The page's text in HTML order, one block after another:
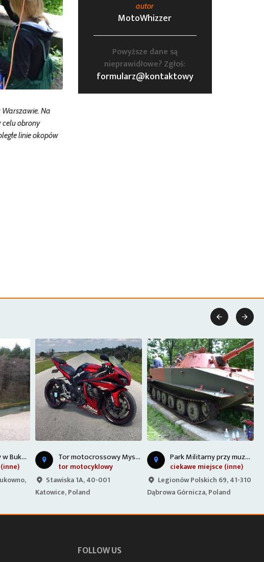
Na
celu obrony
linie okopów
autor
MotoWhizzer
Powyższe dane są
nieprawidłowe? Zgłoś:
formularz@kontaktowy
Z
akole Przemszy w Bukownie T
or motocrossowy Mysłowice
tor motocyklowy
Stawiska 1A, 40-001
Katowice, Poland
P
ark Militarny przy muzeum Sztygarka
ciekawe miejsce (inne)
Legionów Polskich 69, 41-310
Dąbrowa Górnicza, Poland
 
FOLLOW US